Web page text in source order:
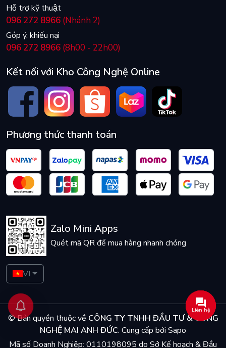
Hỗ trợ kỹ thuật
096 272 8966 (Nhánh 2)
Góp ý, khiếu nại
096 272 8966 (8h00 - 22h00)
Kết nối với Kho Công Nghệ Online
Phương thức thanh toán
Zalo Mini Apps
Quét mã QR để mua hàng nhanh chóng
VI
© Bản quyền thuộc về CÔNG TY TNHH ĐẦU TƯ & CÔNG
NGHỆ MAI ANH ĐỨC. Cung cấp bởi Sapo
Mã số Doanh Nghiệp: 0110198095 do Sở Kế hoạch & Đầu
Liên hệ